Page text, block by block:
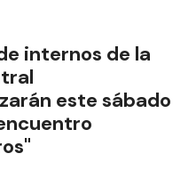
internos de la
este sábado